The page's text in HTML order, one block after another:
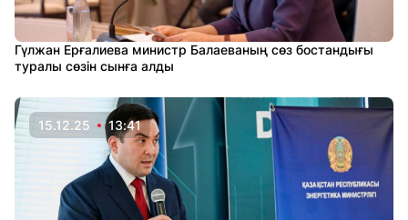
Гүлжан Ерғалиева министр Балаеваның сөз бостандығы
туралы сөзін сынға алды
15.12.25 13:41